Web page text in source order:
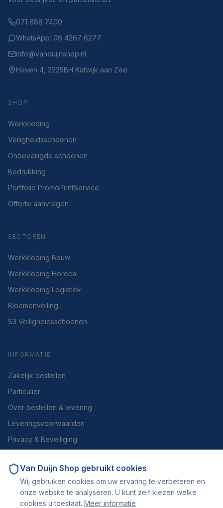
071 888 7400
WhatsApp: 06 4267 6277
info@vanduijnshop.nl
Haven 4, 2225BH Katwijk aan Zee
SHOP
Werkkleding
Veiligheidsschoenen
Onbeveiligde schoenen
Bedrukking
Portfolio PromoPrintService
Offerte aanvragen
SECTOREN
Werkkleding Bouw
Werkkleding Horeca
Werkkleding Logistiek
Bloemenveiling
S3 Veiligheidsschoenen
INFORMATIE
Zakelijk bestellen
Particulier
Over bestellen & levering
Leveringsvoorwaarden
Privacy & Beveiliging
Over ons
Contact
Van Duijn Shop gebruikt cookies
Wij gebruiken cookies om uw ervaring te verbeteren en
onze website te analyseren. U kunt zelf kiezen welke
cookies u toestaat. Meer informatie